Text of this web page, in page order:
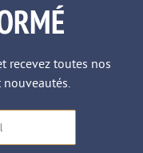
recevez toutes nos